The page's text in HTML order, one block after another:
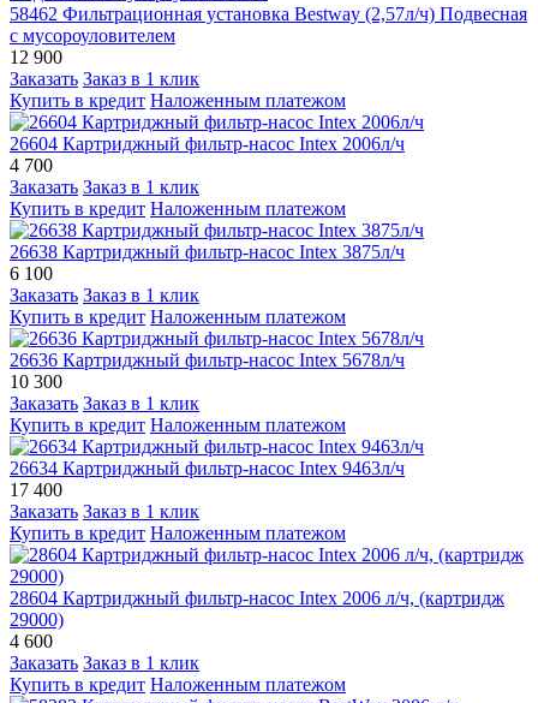
58462 Фильтрационная установка Bestway (2,57л/ч) Подвесная
с мусороуловителем
12 900
Заказать Заказ в 1 клик
Купить в кредит Наложенным платежом
26604 Картриджный фильтр-насос Intex 2006л/ч
4 700
Заказать Заказ в 1 клик
Купить в кредит Наложенным платежом
26638 Картриджный фильтр-насос Intex 3875л/ч
6 100
Заказать Заказ в 1 клик
Купить в кредит Наложенным платежом
26636 Картриджный фильтр-насос Intex 5678л/ч
10 300
Заказать Заказ в 1 клик
Купить в кредит Наложенным платежом
26634 Картриджный фильтр-насос Intex 9463л/ч
17 400
Заказать Заказ в 1 клик
Купить в кредит Наложенным платежом
28604 Картриджный фильтр-насос Intex 2006 л/ч, (картридж
29000)
4 600
Заказать Заказ в 1 клик
Купить в кредит Наложенным платежом